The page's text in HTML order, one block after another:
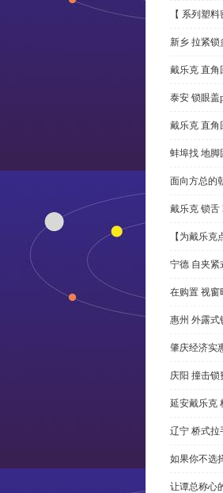
【 系列塑
新乡 拉紧锁
戴乐克 直角
泰安 锁眼盖
戴乐克 直角
蚌埠找 地脚
面向方总的
戴乐克 锁舌
【为戴乐
宁德 自夹紧
在购置 视窗
惠州 外露式
肇庆经济实
庆阳 撞击
延安戴乐克
辽宁 桥式拉
如果你不选
让谭总称心